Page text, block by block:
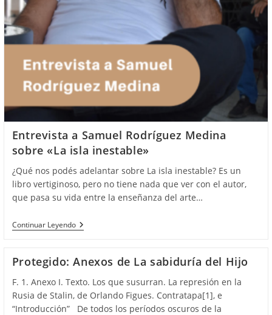
Entrevista a Samuel Rodríguez Medina
sobre «La isla inestable»
¿Qué nos podés adelantar sobre La isla inestable? Es un
libro vertiginoso, pero no tiene nada que ver con el autor,
que pasa su vida entre la enseñanza del arte…
Continuar LeyendoEntrevista
A
Medina
«La
Isla
Inestable»
Protegido: Anexos de La sabiduría del Hijo
F. 1. Anexo I. Texto. Los que susurran. La represión en la
Rusia de Stalin, de Orlando Figues. Contratapa[1], e
“Introducción” De todos los períodos oscuros de la